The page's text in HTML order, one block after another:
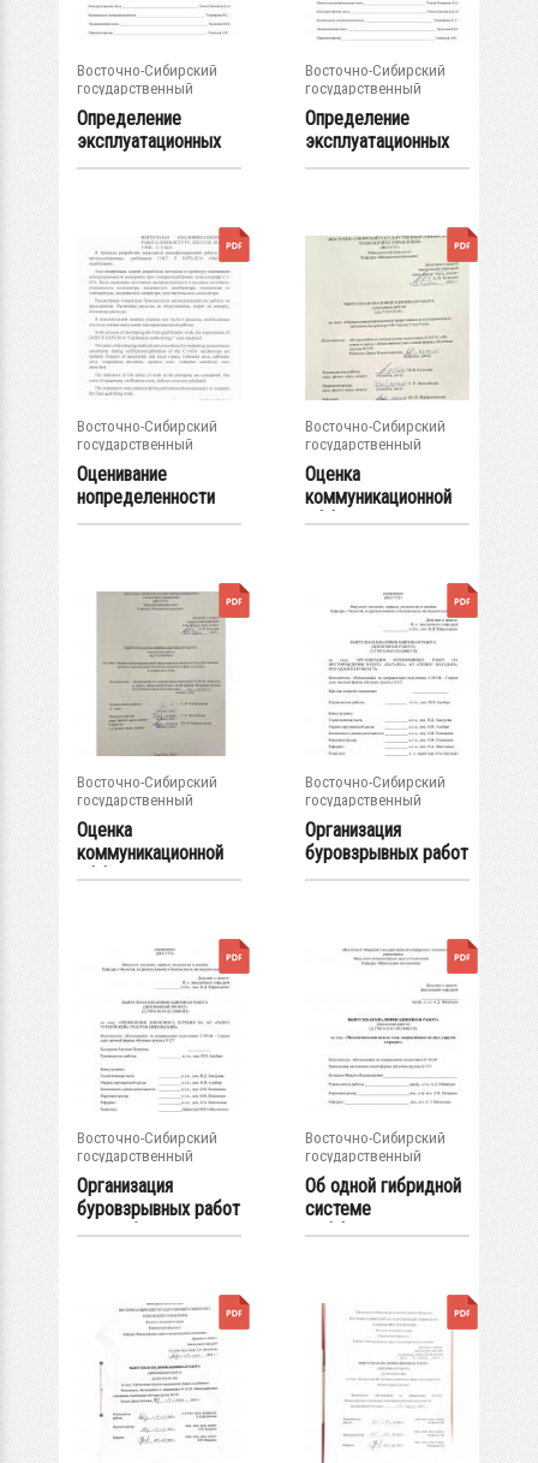
Восточно-Сибирский
государственный
университет...
Определение
эксплуатационных
параметров...
Восточно-Сибирский
государственный
университет...
Определение
эксплуатационных
параметров...
Восточно-Сибирский
государственный
университет...
Оценивание
нопределенности
при проверке...
Восточно-Сибирский
государственный
университет...
Оценка
коммуникационной
эффективности...
Восточно-Сибирский
государственный
университет...
Оценка
коммуникационной
эффективности
Восточно-Сибирский
государственный
университет...
Организация
буровзрывных работ
на месторождении...
Восточно-Сибирский
государственный
университет...
Организация
буровзрывных работ
при добыче...
Восточно-Сибирский
государственный
университет...
Об одной гибридной
системе
дифференцированны